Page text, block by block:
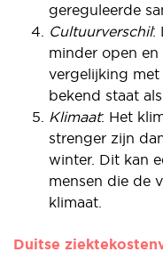
gereguleerde
Cultuurverschil:
minder open
vergelijking
bekend staat
Klimaat: Het
strenger zijn
winter. Dit kan
mensen die de
klimaat.
Duitse